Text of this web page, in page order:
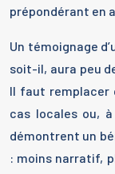
prépondérant en
Un témoignage
soit-il, aura peu
Il faut remplacer
cas locales ou,
démontrent un
: moins narratif,